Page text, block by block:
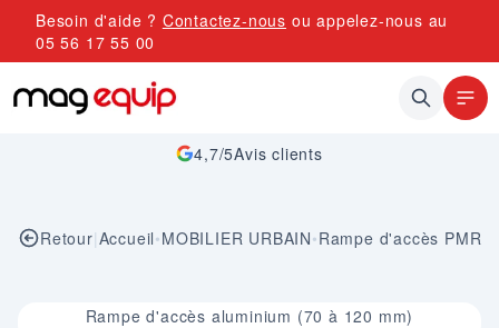
Allez au contenu
Besoin d'aide ? Contactez-nous ou appelez-nous au
05 56 17 55 00
4,7/5Avis clients
Retour|Accueil•MOBILIER URBAIN•Rampe d'accès PMR
Image 1 sur 2Rampe d'accès aluminium (70 à 120 mm)